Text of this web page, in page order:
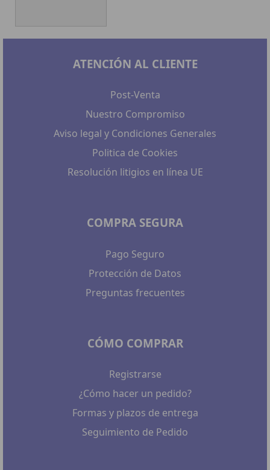
ATENCIÓN AL CLIENTE
Post-Venta
Nuestro Compromiso
Aviso legal y Condiciones Generales
Politica de Cookies
Resolución litigios en línea UE
COMPRA SEGURA
Pago Seguro
Protección de Datos
Preguntas frecuentes
CÓMO COMPRAR
Registrarse
¿Cómo hacer un pedido?
Formas y plazos de entrega
Seguimiento de Pedido